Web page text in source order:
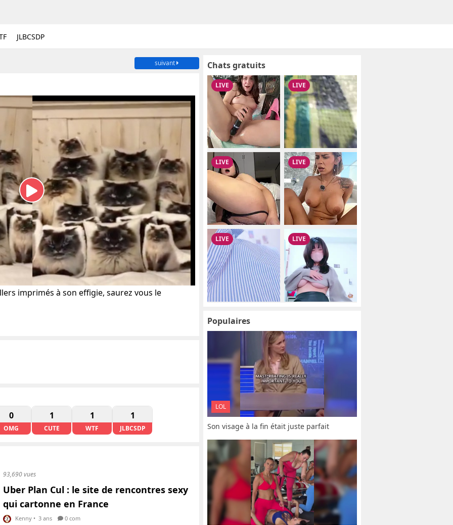
JLBCSDP
suivant
imprimés à son effigie, saurez vous le
0
OMG
1
CUTE
1
WTF
1
JLBCSDP
93,690 vues
Uber Plan Cul : le site de rencontres sexy
qui cartonne en France
Kenny • 3 ans 0 com
Chats gratuits
Populaires
LOL
Son visage à la fin était juste parfait